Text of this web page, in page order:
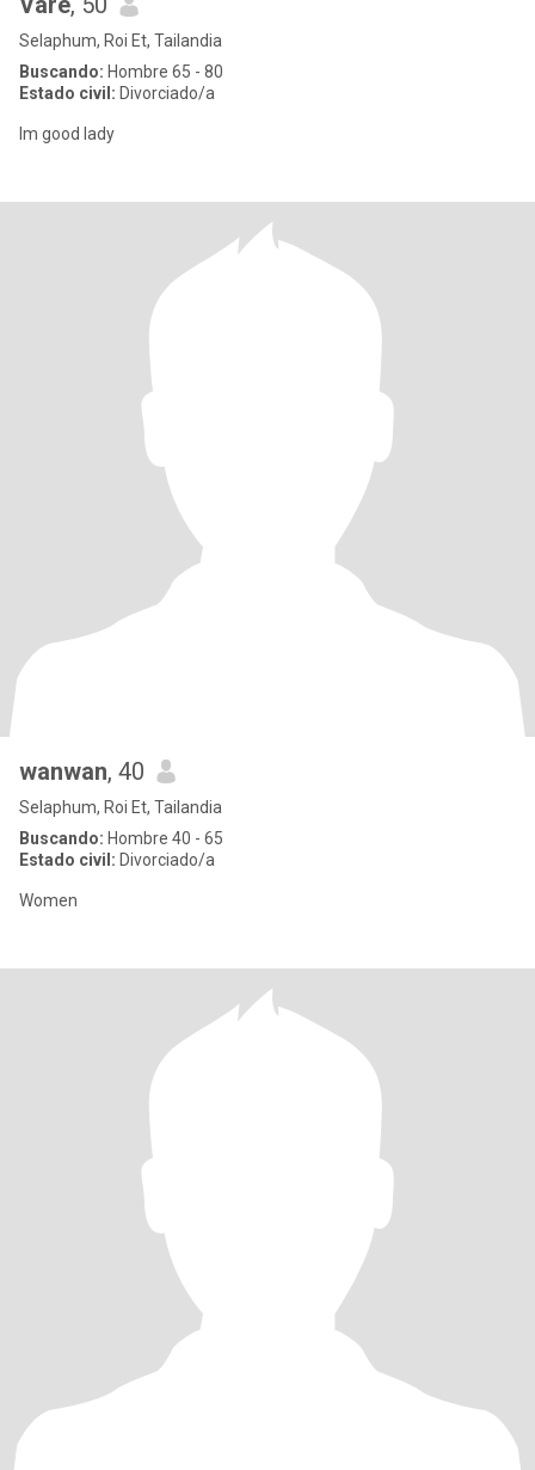
Selaphum, Roi Et, Tailandia
Buscando: Hombre 65 - 80
Estado civil: Divorciado/a
lm good lady
wanwan, 40
Selaphum, Roi Et, Tailandia
Buscando: Hombre 40 - 65
Estado civil: Divorciado/a
Women